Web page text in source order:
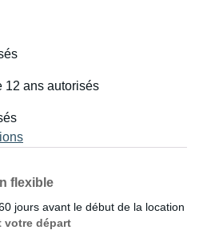
12 ans autorisés
flexible
jours avant le début de la location
votre départ